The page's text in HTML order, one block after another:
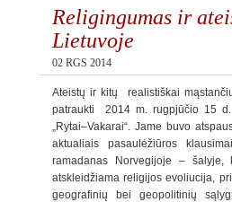
Religingumas ir
Lietuvoje
02 RGS 2014
Ateistų ir kitų realistiškai
patraukti 2014 m. rugpjūčio 15 d.
„Rytai–Vakarai“. Jame buvo
aktualiais pasaulėžiūros
ramadanas Norvegijoje – šalyje,
atskleidžiama religijos evoliucija,
geografinių bei geopolitinių